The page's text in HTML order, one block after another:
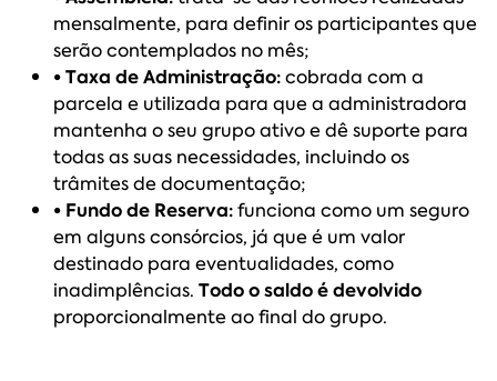
mensalmente, para definir os participantes que
serão contemplados no mês;
• Taxa de Administração:cobrada com a
parcela e utilizada para que a administradora
mantenha o seu grupo ativo e dê suporte para
todas as suas necessidades, incluindo os
trâmites de documentação;
• Fundo de Reserva:funciona como um seguro
em alguns consórcios, já que é um valor
destinado para eventualidades, como
inadimplências. Todo o saldo é devolvido
proporcionalmente ao final do grupo.